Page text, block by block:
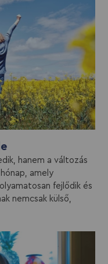
hanem a változás
amely
fejlődik és
nemcsak külső,